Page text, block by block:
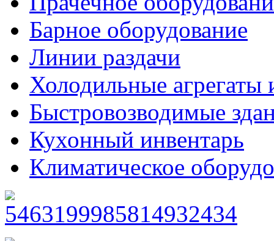
Барное оборудование
Линии раздачи
Холодильные агрегаты
Быстровозводимые
Кухонный инвентарь
Климатическое